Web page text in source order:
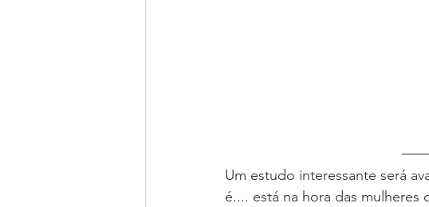
Um estudo interessante será
é.... está na hora das mulheres